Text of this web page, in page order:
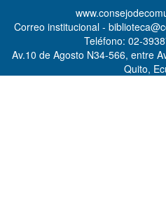
Correo institucional -
Teléfono: 02-
Av.10 de Agosto N34-566, entre
Quito,